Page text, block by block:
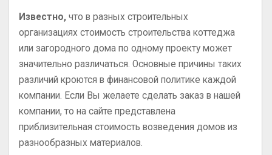
Известно, что в разных строительных
организациях стоимость строительства коттеджа
или загородного дома по одному проекту может
значительно различаться. Основные причины таких
различий кроются в финансовой политике каждой
компании. Если Вы желаете сделать заказ в нашей
компании, то на сайте представлена
приблизительная стоимость возведения домов из
разнообразных материалов.